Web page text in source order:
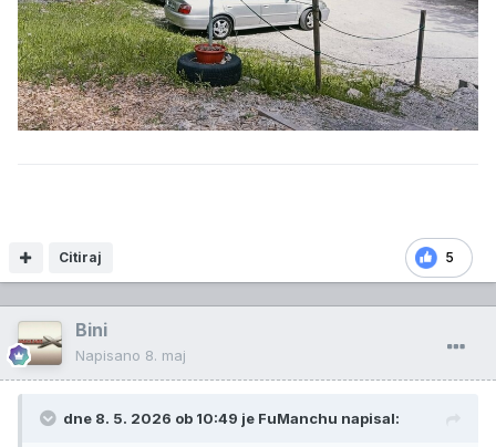
5
Citiraj
Bini
Napisano 8. maj
dne 8. 5. 2026 ob 10:49 je FuManchu napisal: